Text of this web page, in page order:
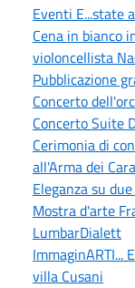
Eventi E...state
Cena in bianco
violoncellista
Pubblicazione
Concerto
Concerto Suite
Cerimonia di
all'Arma dei
Eleganza su
Mostra d'arte
LumbarDialett
ImmaginARTI...
villa Cusani